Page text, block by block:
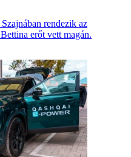
rendezik az
erőt vett magán.